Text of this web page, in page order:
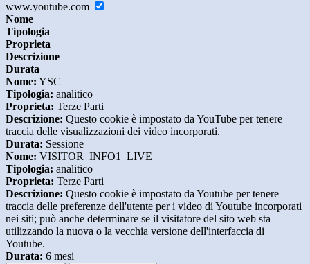
www.youtube.com
Nome
Tipologia
Proprieta
Descrizione
Durata
Nome: YSC
Tipologia: analitico
Proprieta: Terze Parti
Descrizione: Questo cookie è impostato da YouTube per tenere
traccia delle visualizzazioni dei video incorporati.
Durata: Sessione
Nome: VISITOR_INFO1_LIVE
Tipologia: analitico
Proprieta: Terze Parti
Descrizione: Questo cookie è impostato da Youtube per tenere
traccia delle preferenze dell'utente per i video di Youtube incorporati
nei siti; può anche determinare se il visitatore del sito web sta
utilizzando la nuova o la vecchia versione dell'interfaccia di
Youtube.
Durata: 6 mesi